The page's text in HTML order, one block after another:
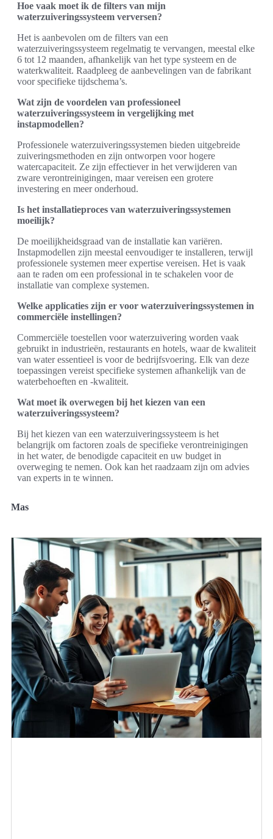
Hoe vaak moet ik de filters van mijn
waterzuiveringssysteem verversen?
Het is aanbevolen om de filters van een
waterzuiveringssysteem regelmatig te vervangen, meestal elke
6 tot 12 maanden, afhankelijk van het type systeem en de
waterkwaliteit. Raadpleeg de aanbevelingen van de fabrikant
voor specifieke tijdschema’s.
Wat zijn de voordelen van professioneel
waterzuiveringssysteem in vergelijking met
instapmodellen?
Professionele waterzuiveringssystemen bieden uitgebreide
zuiveringsmethoden en zijn ontworpen voor hogere
watercapaciteit. Ze zijn effectiever in het verwijderen van
zware verontreinigingen, maar vereisen een grotere
investering en meer onderhoud.
Is het installatieproces van waterzuiveringssystemen
moeilijk?
De moeilijkheidsgraad van de installatie kan variëren.
Instapmodellen zijn meestal eenvoudiger te installeren, terwijl
professionele systemen meer expertise vereisen. Het is vaak
aan te raden om een professional in te schakelen voor de
installatie van complexe systemen.
Welke applicaties zijn er voor waterzuiveringssystemen in
commerciële instellingen?
Commerciële toestellen voor waterzuivering worden vaak
gebruikt in industrieën, restaurants en hotels, waar de kwaliteit
van water essentieel is voor de bedrijfsvoering. Elk van deze
toepassingen vereist specifieke systemen afhankelijk van de
waterbehoeften en -kwaliteit.
Wat moet ik overwegen bij het kiezen van een
waterzuiveringssysteem?
Bij het kiezen van een waterzuiveringssysteem is het
belangrijk om factoren zoals de specifieke verontreinigingen
in het water, de benodigde capaciteit en uw budget in
overweging te nemen. Ook kan het raadzaam zijn om advies
van experts in te winnen.
Mas